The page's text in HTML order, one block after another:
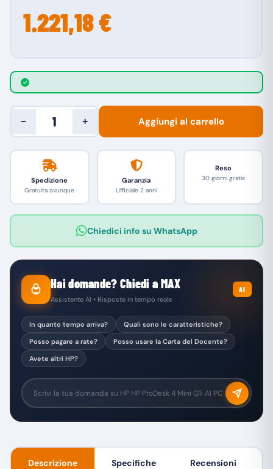
1.221,18 €
− + Aggiungi al carrello
Spedizione
Gratuita ovunque
Garanzia
Ufficiale 2 anni
Reso
30 giorni gratis
Chiedici info su WhatsApp
Hai domande? Chiedi a MAX
Assistente AI • Risposte in tempo reale
AI
In quanto tempo arriva?
Quali sono le caratteristiche?
Posso pagare a rate?
Posso usare la Carta del Docente?
Avete altri HP?
Descrizione Specifiche Recensioni